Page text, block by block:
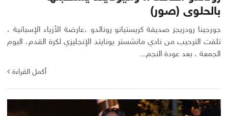
بالحلوى (صور)
جورجينا رودريجز صديقة كريستيانو رونالدو ،عارضة الأزياء الإسبانية ،
تلقت الترحيب من نادي مانشستر يونايتد الإنجليزي لكرة القدم، اليوم
الجمعة ، بعد عودة النجم...
أكمل القراءة